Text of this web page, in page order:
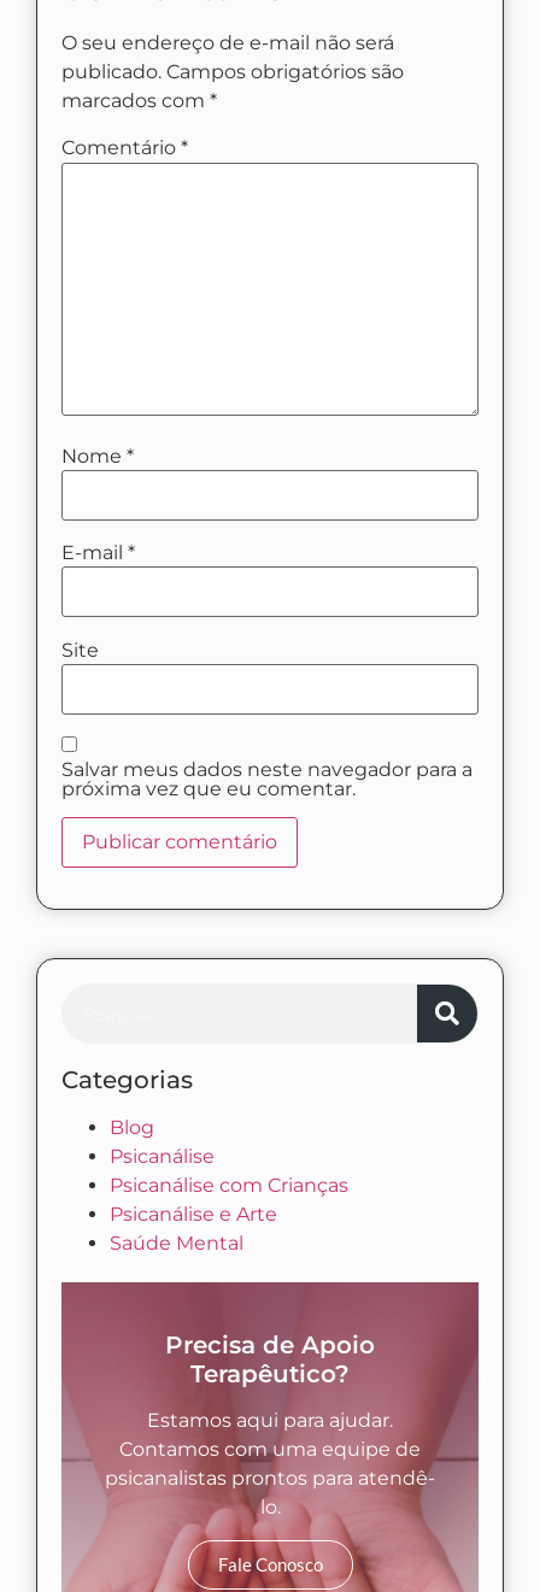
O seu endereço de e-mail não será
publicado. Campos obrigatórios são
marcados com *
Comentário *
Nome *
E-mail *
Site
Salvar meus dados neste navegador para a
próxima vez que eu comentar.
Categorias
Blog
Psicanálise
Psicanálise com Crianças
Psicanálise e Arte
Saúde Mental
Precisa de Apoio
Terapêutico?
Estamos aqui para ajudar.
Contamos com uma equipe de
psicanalistas prontos para atendê-
lo.
Fale Conosco